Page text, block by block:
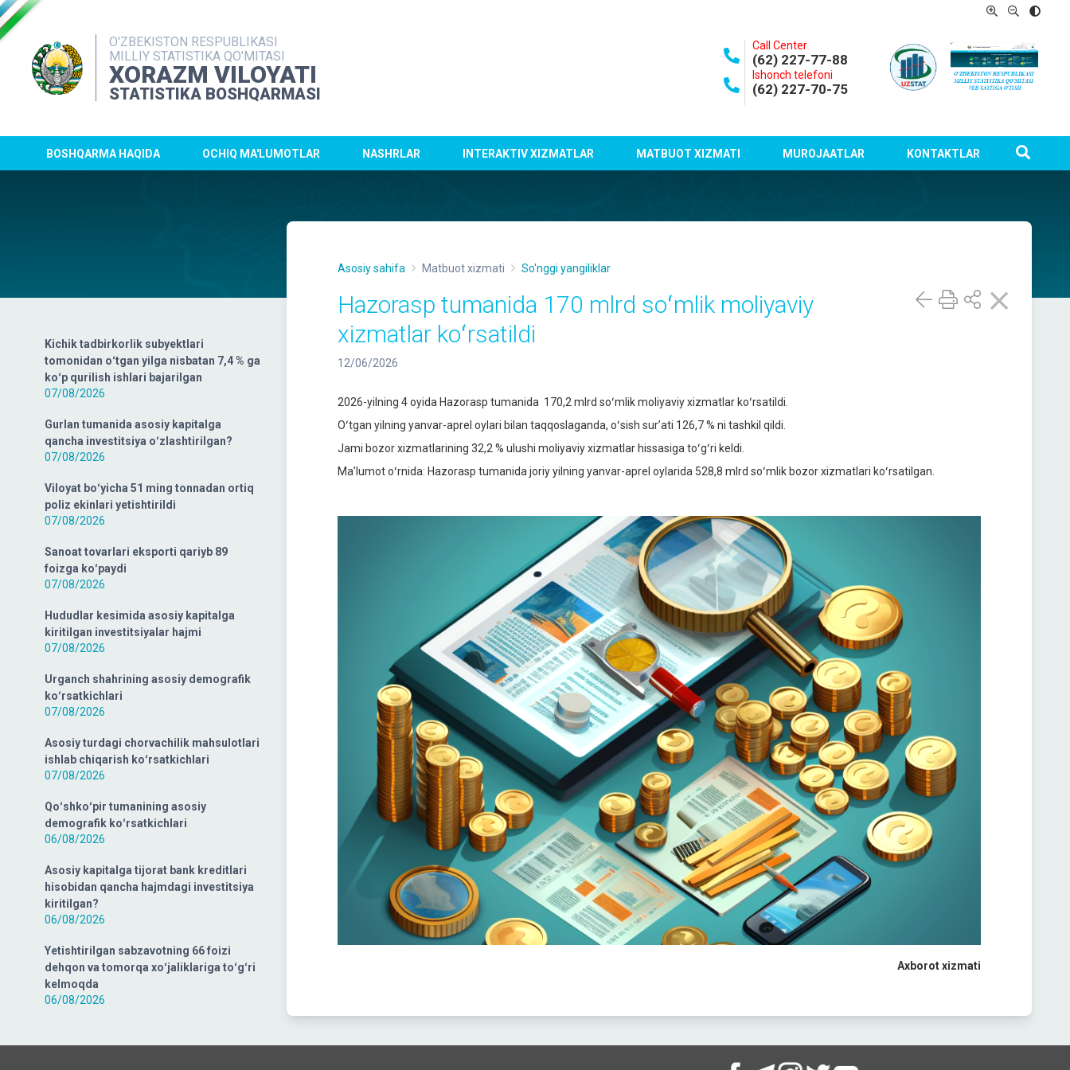
O'ZBEKISTON RESPUBLIKASI
MILLIY STATISTIKA QO'MITASI
XORAZM VILOYATI
STATISTIKA BOSHQARMASI
Call Center
(62) 227-77-88
Ishonch telefoni
(62) 227-70-75
BOSHQARMA HAQIDA OCHIQ MA'LUMOTLAR NASHRLAR INTERAKTIV XIZMATLAR MATBUOT XIZMATI MUROJAATLAR KONTAKTLAR
Kichik tadbirkorlik subyektlari
tomonidan oʻtgan yilga nisbatan 7,4 % ga
koʻp qurilish ishlari bajarilgan
07/08/2026
Gurlan tumanida asosiy kapitalga
qancha investitsiya oʻzlashtirilgan?
07/08/2026
Viloyat boʻyicha 51 ming tonnadan ortiq
poliz ekinlari yetishtirildi
07/08/2026
Sanoat tovarlari eksporti qariyb 89
foizga koʻpaydi
07/08/2026
Hududlar kesimida asosiy kapitalga
kiritilgan investitsiyalar hajmi
07/08/2026
Urganch shahrining asosiy demografik
koʻrsatkichlari
07/08/2026
Asosiy turdagi chorvachilik mahsulotlari
ishlab chiqarish koʻrsatkichlari
07/08/2026
Qoʻshkoʻpir tumanining asosiy
demografik koʻrsatkichlari
06/08/2026
Asosiy kapitalga tijorat bank kreditlari
hisobidan qancha hajmdagi investitsiya
kiritilgan?
06/08/2026
Yetishtirilgan sabzavotning 66 foizi
dehqon va tomorqa xoʻjaliklariga toʻgʻri
kelmoqda
06/08/2026
Asosiy sahifa Matbuot xizmati So'nggi yangiliklar
Hazorasp tumanida 170 mlrd soʻmlik moliyaviy
xizmatlar koʻrsatildi
12/06/2026
2026-yilning 4 oyida Hazorasp tumanida 170,2 mlrd soʻmlik moliyaviy xizmatlar koʻrsatildi.
Oʻtgan yilning yanvar-aprel oylari bilan taqqoslaganda, oʻsish surʼati 126,7 % ni tashkil qildi.
Jami bozor xizmatlarining 32,2 % ulushi moliyaviy xizmatlar hissasiga toʻgʻri keldi.
Maʼlumot oʻrnida: Hazorasp tumanida joriy yilning yanvar-aprel oylarida 528,8 mlrd soʻmlik bozor xizmatlari koʻrsatilgan.
Axborot xizmati